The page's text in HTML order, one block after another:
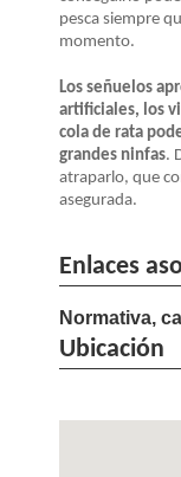
pesca siempre
momento.
Los señuelos
artificiales, los
cola de rata
grandes ninfas.
atraparlo, que
asegurada.
Enlaces
Normativa,
Ubicación